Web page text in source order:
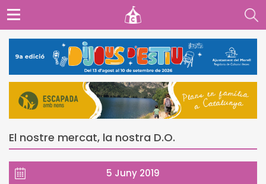
El nostre mercat, la nostra D.O.
5 Juny 2019